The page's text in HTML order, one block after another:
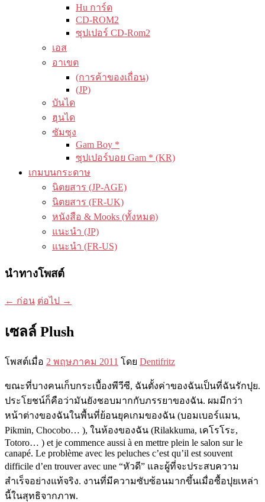
Hu การ์ด
CD-ROM2
ซุปเปอร์ CD-Rom2
เอส
อาเขต
(การค้าของเถื่อน)
(JP)
บันได
ฮุนได
ซัมซุง
Gam Boy *
ซุปเปอร์บอย Gam * (KR)
เกมบนกระดาษ
นิตยสาร (JP-AGE)
นิตยสาร (FR-UK)
หนังสือ & Mooks (ทั้งหมด)
แนะนำ (JP)
แนะนำ (FR-US)
นำทางโพสต์
← ก่อน ต่อไป →
เซลล์ Plush
โพสต์เมื่อ 2 พฤษภาคม 2011 โดย Dentifritz
ขณะที่บางคนเก็บกระเบื้องพีวีซี, ฉันตั้งค่าของฉันเป็นที่ฉันรักปุย.
ประโยชน์ก็คือว่ามันยังชอบมากกับภรรยาของฉัน. ผมมีกว่า
หน้าต่างของฉันในพื้นที่ย้อนยุคเกมของฉัน (บอมเบอร์แมน,
Pikmin, Chocobo… ), ในห้องของฉัน (Rilakkuma, เคโรโระ,
Totoro… ) et je commence aussi à en mettre plein le salon sur le
canapé. Le problème avec les peluches c’est qu’il est souvent
difficile d’en trouver avec une “หัวดี” และผู้ที่จะประสบความ
สำเร็จอย่างแท้จริง. งานที่มีความซับซ้อนมากขึ้นเมื่อซื้อปุยเหล่า
นี้ในสุทธิจากภาพ.